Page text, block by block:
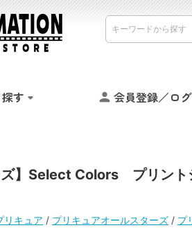
す 会員登録／ロ
ズ】Select Colors プリン
リキュア / プリキュアオールスターズ / プ